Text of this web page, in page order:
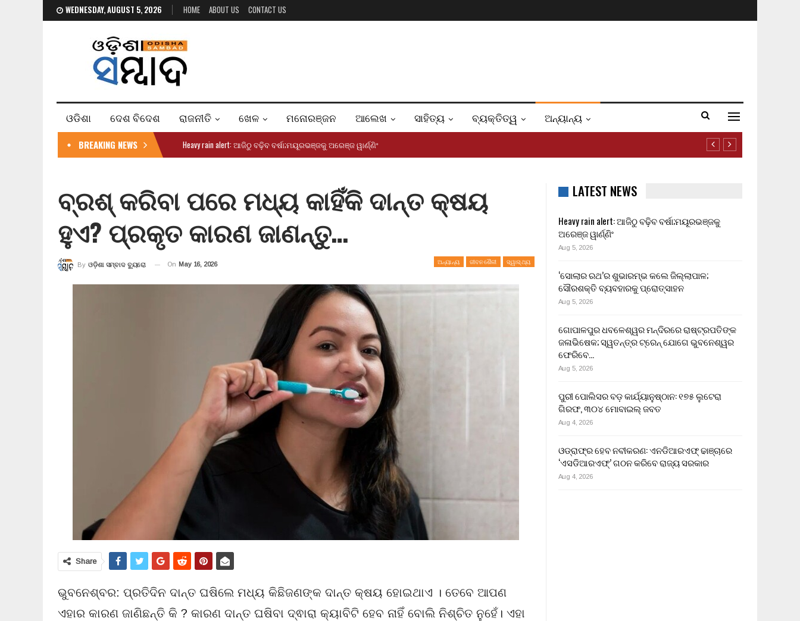
WEDNESDAY, AUGUST 5, 2026 HOME ABOUT US CONTACT US
ଓଡିଶା ଦେଶ ବିଦେଶ ରାଜନୀତି ଖେଳ ମନୋରଞ୍ଜନ ଆଲେଖ ସାହିତ୍ୟ ବ୍ୟକ୍ତିତ୍ୱ ଅନ୍ୟାନ୍ୟ
BREAKING NEWS Heavy rain alert: ଆଜିଠୁ ବଢ଼ିବ ବର୍ଷା;ମୟୂରଭଞ୍ଜକୁ ଅରେଞ୍ଜ ୱାର୍ଣ୍ଣିଂ
ବ୍ରଶ୍ କରିବା ପରେ ମଧ୍ୟ କାହିଁକି ଦାନ୍ତ କ୍ଷୟ
ହୁଏ? ପ୍ରକୃତ କାରଣ ଜାଣନ୍ତୁ…
ଅନ୍ୟାନ୍ୟ ଜୀବନଶୈଳୀ ସ୍ୱାସ୍ଥ୍ୟ
By ଓଡ଼ିଶା ସମ୍ବାଦ ବ୍ୟୁରୋ On May 16, 2026
Share
ଭୁବନେଶ୍ବର: ପ୍ରତିଦିନ ଦାନ୍ତ ଘଷିଲେ ମଧ୍ୟ କିଛିଜଣଙ୍କ ଦାନ୍ତ କ୍ଷୟ ହୋଇଥାଏ । ତେବେ ଆପଣ
ଏହାର କାରଣ ଜାଣିଛନ୍ତି କି ? କାରଣ ଦାନ୍ତ ଘଷିବା ଦ୍ଵାରା କ୍ୟାବିଟି ହେବ ନାହିଁ ବୋଲି ନିଶ୍ଚିତ ନୁହେଁ। ଏହା
LATEST NEWS
Heavy rain alert: ଆଜିଠୁ ବଢ଼ିବ ବର୍ଷା;ମୟୂରଭଞ୍ଜକୁ
ଅରେଞ୍ଜ ୱାର୍ଣ୍ଣିଂ
Aug 5, 2026
‘ସୋଲାର ରଥ’ର ଶୁଭାରମ୍ଭ କଲେ ଜିଲ୍ଲାପାଳ;
ସୌରଶକ୍ତି ବ୍ୟବହାରକୁ ପ୍ରୋତ୍ସାହନ
Aug 5, 2026
ଗୋପାଳପୁର ଧବଳେଶ୍ୱର ମନ୍ଦିରରେ ରାଷ୍ଟ୍ରପତିଙ୍କ
ଜଳାଭିଷେକ; ସ୍ୱତନ୍ତ୍ର ଟ୍ରେନ୍‌ ଯୋଗେ ଭୁବନେଶ୍ୱର
ଫେରିବେ…
Aug 5, 2026
ପୁରୀ ପୋଲିସର ବଡ଼ କାର୍ଯ୍ୟାନୁଷ୍ଠାନ: ୧୭୫ ଲୁଟେରା
ଗିରଫ, ୩୦୪ ମୋବାଇଲ୍ ଜବତ
Aug 4, 2026
ଓଡ୍ରାଫ୍‌ର ହେବ ନବୀକରଣ: ଏନଡିଆରଏଫ୍ ଢାଞ୍ଚାରେ
‘ଏସଡିଆରଏଫ୍’ ଗଠନ କରିବେ ରାଜ୍ୟ ସରକାର
Aug 4, 2026